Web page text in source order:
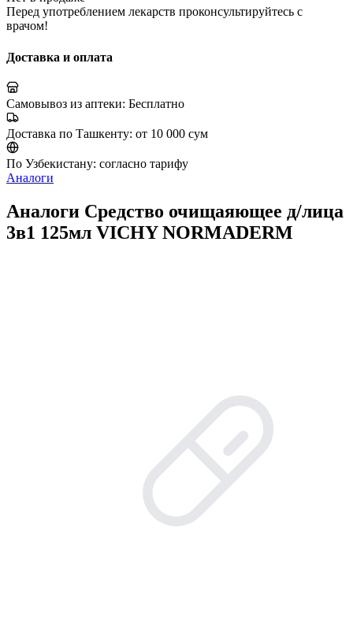
Перед употреблением лекарств проконсультируйтесь с
врачом!
Доставка и оплата
Самовывоз из аптеки: Бесплатно
Доставка по Ташкенту: от 10 000 сум
По Узбекистану: согласно тарифу
Аналоги
Аналоги Средство очищаяющее д/лица
3в1 125мл VICHY NORMADERM